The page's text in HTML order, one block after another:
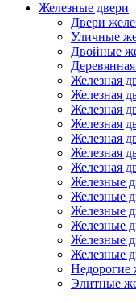
Железные двери
Двери
Уличные
Двойные
Железная
Железная
Железная
Железная
Железная
Железная
Железная
Железные
Железные
Железные
Железные
Железные
Железные
Недорогие
Элитные